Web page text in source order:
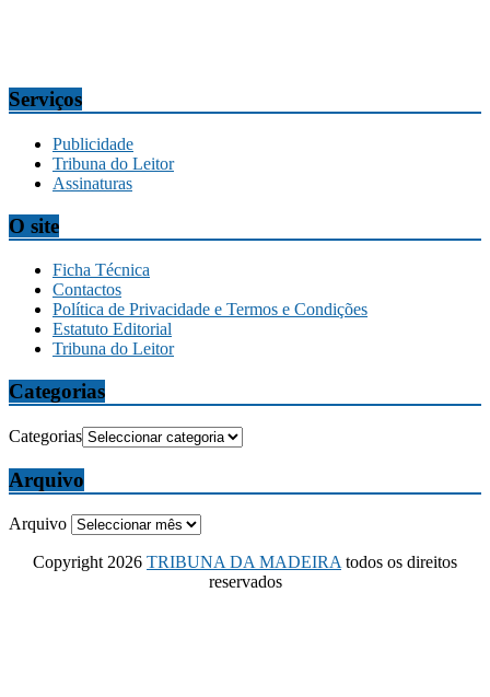
Serviços
Publicidade
Tribuna do Leitor
Assinaturas
O site
Ficha Técnica
Contactos
Política de Privacidade e Termos e Condições
Estatuto Editorial
Tribuna do Leitor
Categorias
Categorias
Arquivo
Arquivo
Copyright 2026 TRIBUNA DA MADEIRA todos os direitos
reservados